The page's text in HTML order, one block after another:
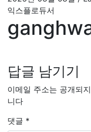
익스플로듀서
답글 남기기
이메일 주소는 공개되
니다
댓글 *